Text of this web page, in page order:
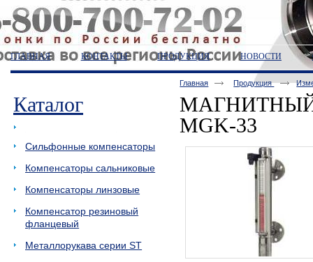
ГЛАВНАЯ КОНТАКТЫ ПРОДУКЦИЯ НОВОСТИ
Каталог
Сильфонные компенсаторы
Компенсаторы сальниковые
Компенсаторы линзовые
Компенсатор резиновый
фланцевый
Металлорукава серии ST
Главная Продукция
MGK-33